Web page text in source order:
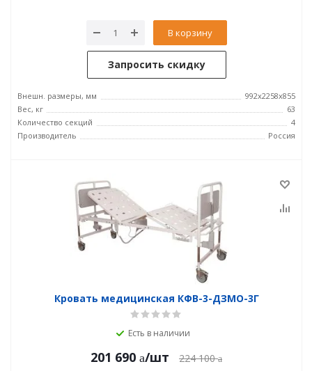
В корзину
Запросить скидку
Внешн. размеры, мм
992x2258x855
Вес, кг
63
Количество секций
4
Производитель
Россия
Кровать медицинская КФВ-3-ДЗМО-3Г
Есть в наличии
201 690 /шт 224 100